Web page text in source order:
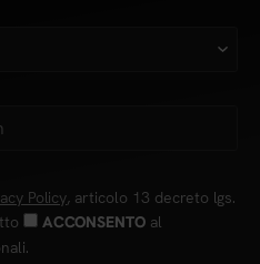
Policy, articolo 13 decreto lgs.
ACCONSENTO al